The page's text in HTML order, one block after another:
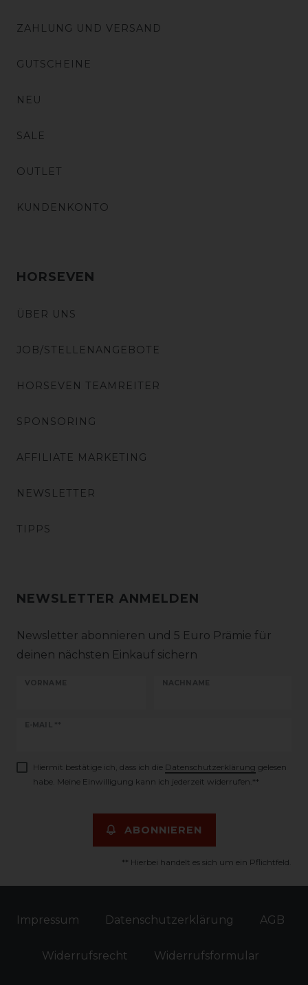
ZAHLUNG UND VERSAND
GUTSCHEINE
NEU
SALE
OUTLET
KUNDENKONTO
HORSEVEN
ÜBER UNS
JOB/STELLENANGEBOTE
HORSEVEN TEAMREITER
SPONSORING
AFFILIATE MARKETING
NEWSLETTER
TIPPS
NEWSLETTER ANMELDEN
Newsletter abonnieren und 5 Euro Prämie für
deinen nächsten Einkauf sichern
VORNAME NACHNAME
E-MAIL **
Newsletter
Hiermit bestätige ich, dass ich die Daten­schutz­erklärung gelesen
habe. Meine Einwilligung kann ich jederzeit widerrufen.**
ABONNIEREN
** Hierbei handelt es sich um ein Pflichtfeld.
Impressum Daten­schutz­erklärung AGB
Widerrufs­recht Widerrufs­formular